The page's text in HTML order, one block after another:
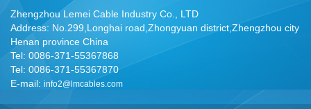
Zhengzhou Lemei Cable Industry Co., LTD
Address: No.299,Longhai road,Zhongyuan district,Zhengzhou city
Henan province China
Tel: 0086-371-55367868
Tel: 0086-371-55367870
E-mail: info2@lmcables.com